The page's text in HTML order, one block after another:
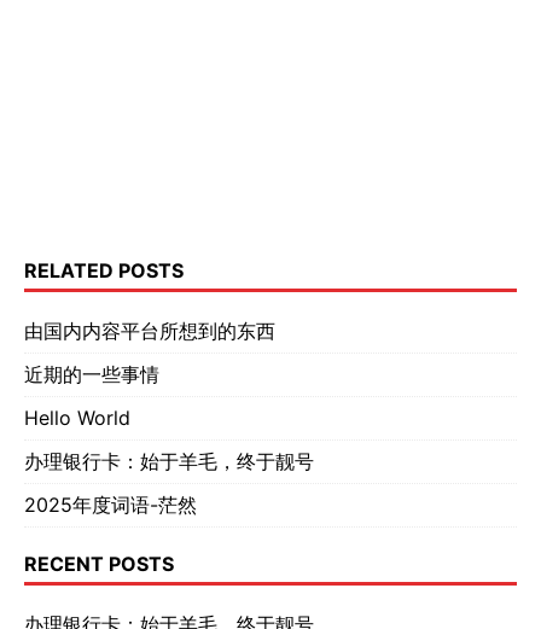
RELATED POSTS
由国内内容平台所想到的东西
近期的一些事情
Hello World
办理银行卡：始于羊毛，终于靓号
2025年度词语-茫然
RECENT POSTS